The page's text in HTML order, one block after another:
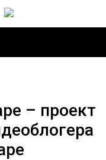
– проект